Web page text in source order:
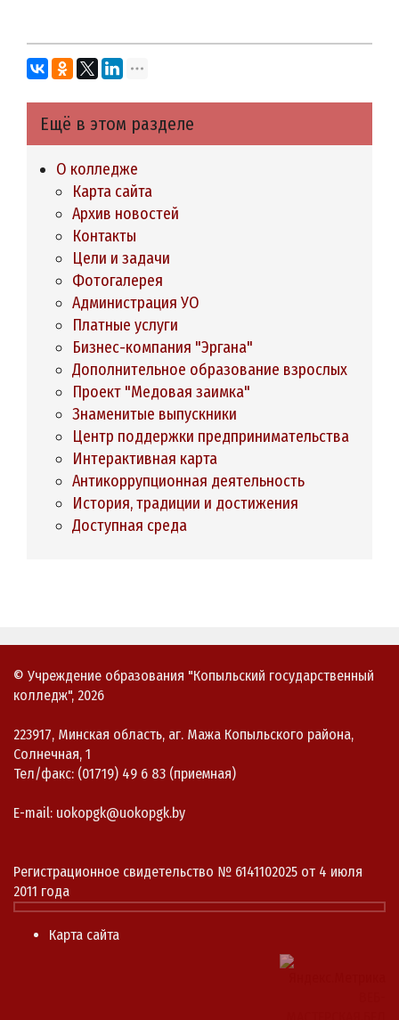
Ещё в этом разделе
О колледже
Карта сайта
Архив новостей
Контакты
Цели и задачи
Фотогалерея
Администрация УО
Платные услуги
Бизнес-компания "Эргана"
Дополнительное образование взрослых
Проект "Медовая заимка"
Знаменитые выпускники
Центр поддержки предпринимательства
Интерактивная карта
Антикоррупционная деятельность
История, традиции и достижения
Доступная среда
© Учреждение образования "Копыльский государственный
колледж", 2026
223917, Минская область, аг. Мажа Копыльского района,
Солнечная, 1
Тел/факс: (01719) 49 6 83 (приемная)
E-mail: uokopgk@uokopgk.by
Регистрационное свидетельство № 6141102025 от 4 июля
2011 года
Карта сайта